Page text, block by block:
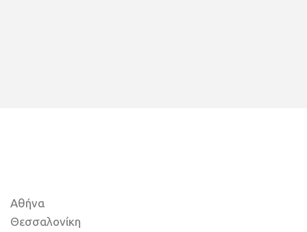
Αθήνα
Θεσσαλονίκη